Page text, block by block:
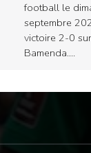
football le
septembre
victoire 2-0
Bamenda.…